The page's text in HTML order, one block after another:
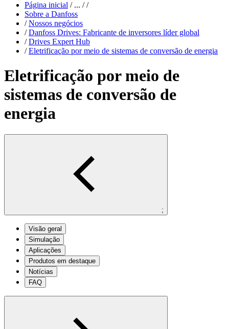
Página inicial /... / /
Sobre a Danfoss
/ Nossos negócios
/ Danfoss Drives: Fabricante de inversores líder global
/ Drives Expert Hub
/ Eletrificação por meio de sistemas de conversão de energia
Eletrificação por meio de
sistemas de conversão de
energia
;
Visão geral
Simulação
Aplicações
Produtos em destaque
Notícias
FAQ